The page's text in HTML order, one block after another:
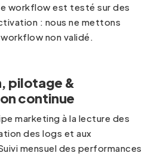
workflow est testé sur des
: nous ne mettons
non validé.
pilotage &
continue
marketing à la lecture des
des logs et aux
mensuel des performances